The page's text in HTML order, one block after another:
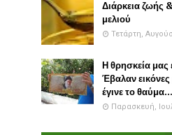
Διάρκεια ζωής
μελιού
Τετάρτη,
Η θρησκεία μας
Έβαλαν εικόνες
έγινε το θαύμα...
Παρασκευή,